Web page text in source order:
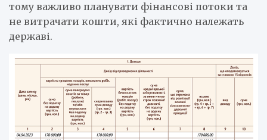
тому важливо планувати фінансові потоки та
не витрачати кошти, які фактично належать
державі.